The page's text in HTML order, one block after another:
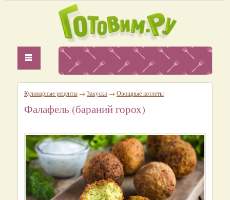
Кулинарные рецепты → Закуски → Овощные котлеты
Фалафель (бараний горох)